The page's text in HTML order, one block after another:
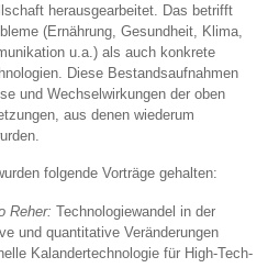
herausgearbeitet. Das betrifft
(Ernährung, Gesundheit, Klima,
u.a.) als auch konkrete
Diese Bestandsaufnahmen
und Wechselwirkungen der oben
aus denen wiederum
folgende Vorträge gehalten:
Reher: Technologiewandel in der
und quantitative Veränderungen
Kalandertechnologie für High-Tech-